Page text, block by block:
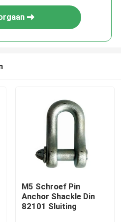
M5 Schroef Pin
Anchor Shackle Din
82101 Sluiting